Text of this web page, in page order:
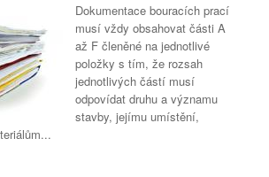
Dokumentace bouracích prací
musí vždy obsahovat části A
až F členěné na jednotlivé
položky s tím, že rozsah
jednotlivých částí musí
odpovídat druhu a významu
stavby, jejímu umístění,